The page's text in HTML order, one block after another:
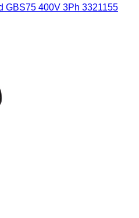
GBS75 400V 3Ph 3321155